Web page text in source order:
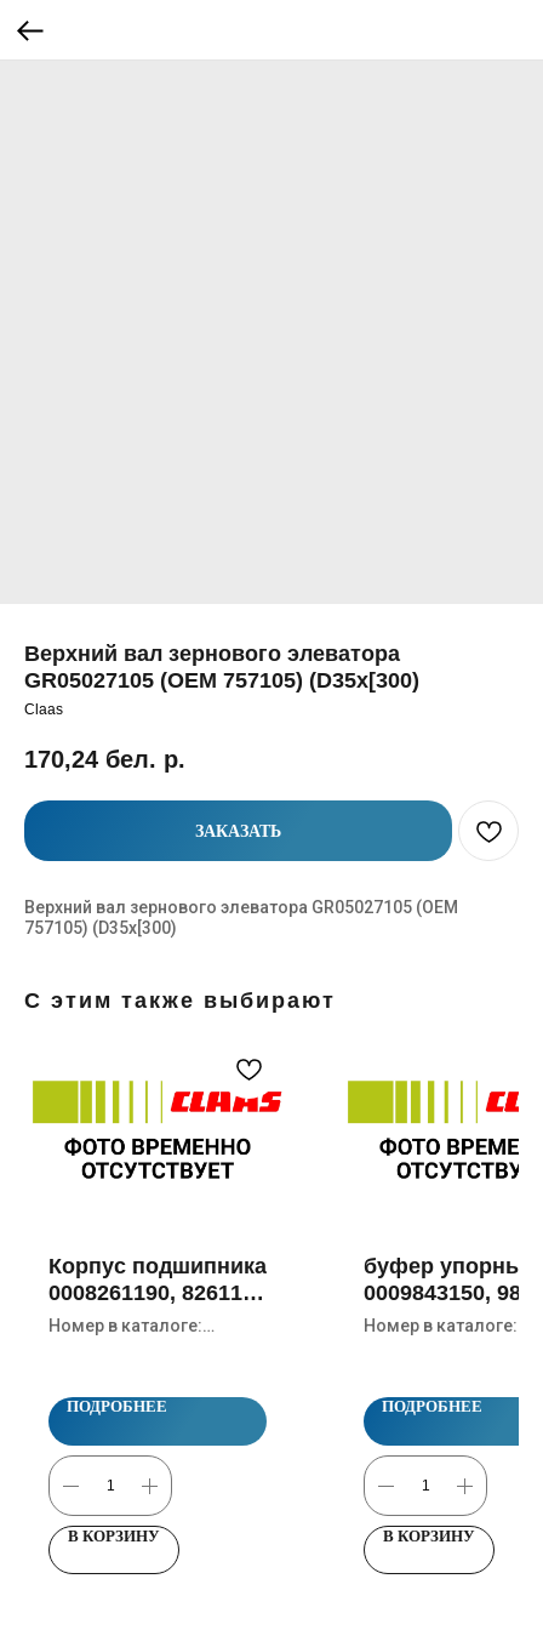
Верхний вал зернового элеватора
GR05027105 (OEM 757105) (D35x[300)
Claas
170,24 бел. р.
ЗАКАЗАТЬ
Верхний вал зернового элеватора GR05027105 (OEM
757105) (D35x[300)
С этим также выбирают
Корпус подшипника
0008261190, 826119,
826119.0, 826119,
Номер в каталоге:
ПОДРОБНЕЕ
В КОРЗИНУ
буфер упорный
0009843150,
Номер в каталоге:
ПОДРОБНЕЕ
В КОРЗИНУ